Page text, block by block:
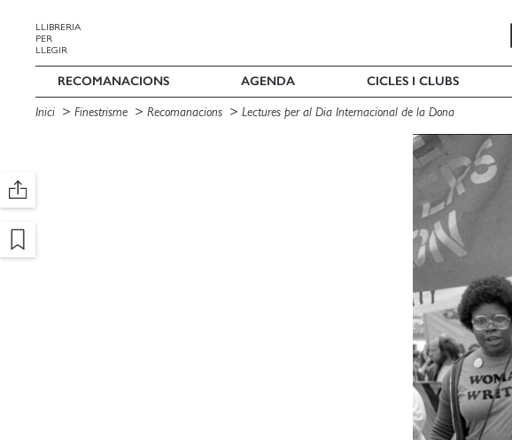
LLIBRERIA
PER
LLEGIR
RECOMANACIONS AGENDA CICLES I CLUBS
Inici Finestrisme Recomanacions Lectures per al Dia Internacional de la Dona